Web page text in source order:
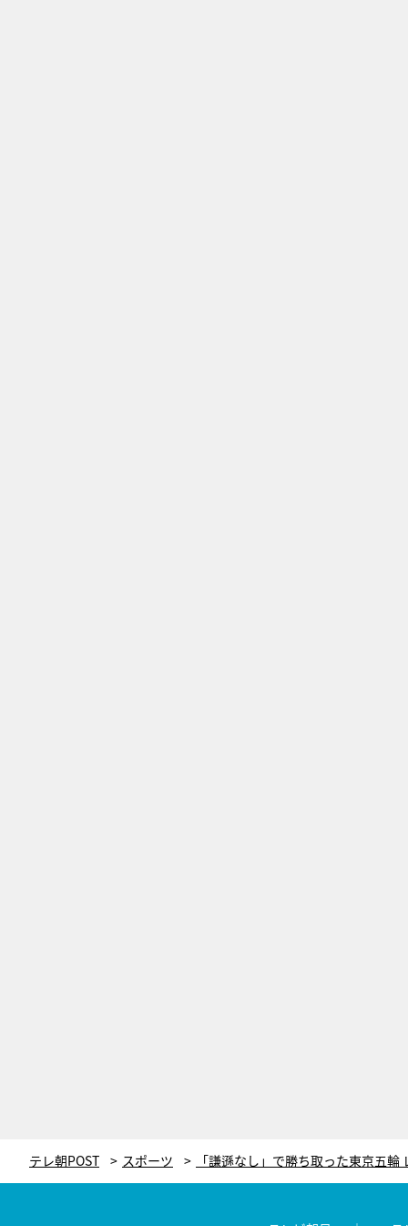
テレ朝POST スポーツ